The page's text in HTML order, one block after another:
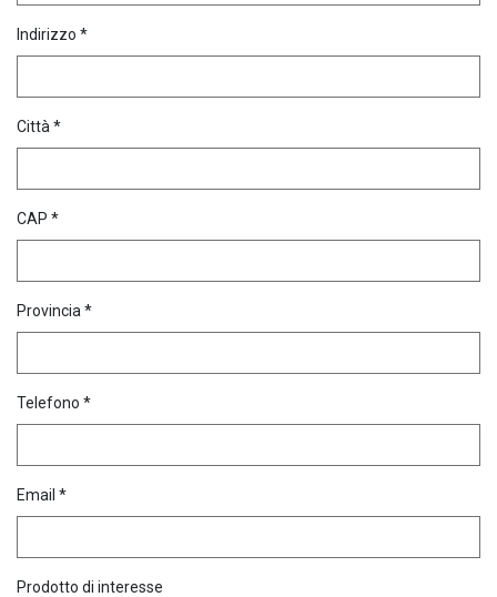
Indirizzo *
Città *
CAP *
Provincia *
Telefono *
Email *
Prodotto di interesse